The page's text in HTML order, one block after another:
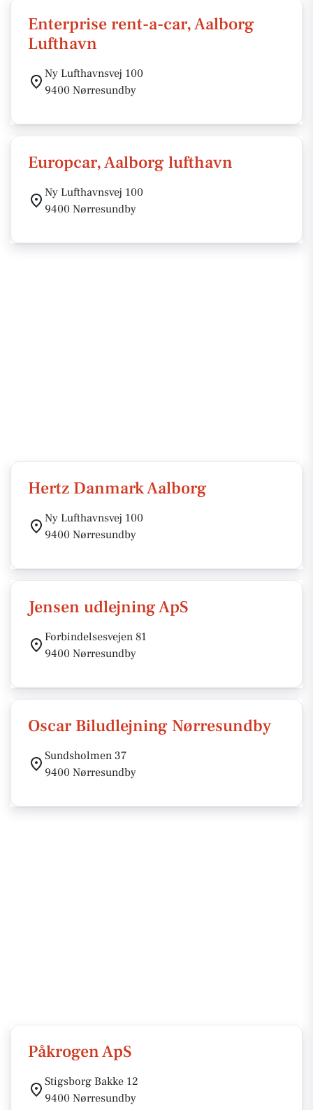
Enterprise rent-a-car, Aalborg
Lufthavn
Ny Lufthavnsvej 100
9400 Nørresundby
Europcar, Aalborg lufthavn
Ny Lufthavnsvej 100
9400 Nørresundby
Hertz Danmark Aalborg
Ny Lufthavnsvej 100
9400 Nørresundby
Jensen udlejning ApS
Forbindelsesvejen 81
9400 Nørresundby
Oscar Biludlejning Nørresundby
Sundsholmen 37
9400 Nørresundby
Påkrogen ApS
Stigsborg Bakke 12
9400 Nørresundby